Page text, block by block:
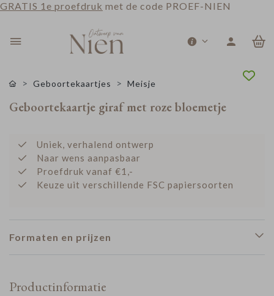
GRATIS 1e proefdruk met de code PROEF-NIEN
Geboortekaartjes Meisje
Geboortekaartje giraf met roze bloemetje
Uniek, verhalend ontwerp
Naar wens aanpasbaar
Proefdruk vanaf €1,-
Keuze uit verschillende FSC papiersoorten
Formaten en prijzen
Productinformatie